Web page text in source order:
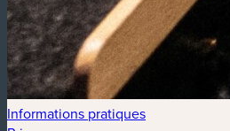
Informations pratiques